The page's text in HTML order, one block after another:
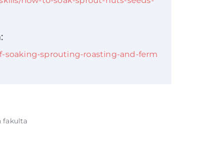
soaking-sprouting-roasting-and-ferm
fakulta